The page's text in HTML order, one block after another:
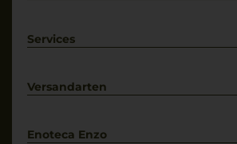
Weißwein
Services
Kontakt
Versandarten
Enoteca Enzo